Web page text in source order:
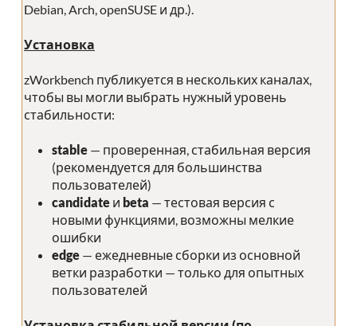
Debian, Arch, openSUSE и др.).
Установка
zWorkbench публикуется в нескольких каналах,
чтобы вы могли выбрать нужный уровень
стабильности:
stable — проверенная, стабильная версия
(рекомендуется для большинства
пользователей)
candidate и beta — тестовая версия с
новыми функциями, возможны мелкие
ошибки
edge — ежедневные сборки из основной
ветки разработки — только для опытных
пользователей